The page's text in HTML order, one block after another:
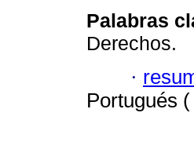
Palabras
Derechos.
·
Portugués (